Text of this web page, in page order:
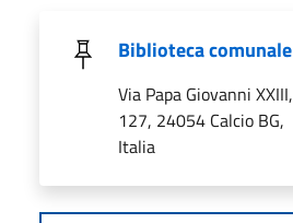
Biblioteca comunale
Via Papa Giovanni XXIII,
127, 24054 Calcio BG,
Italia